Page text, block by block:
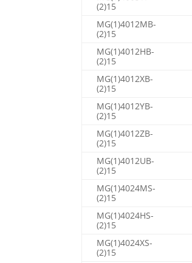
(2)15
MG(1)4012MB-
(2)15
MG(1)4012HB-
(2)15
MG(1)4012XB-
(2)15
MG(1)4012YB-
(2)15
MG(1)4012ZB-
(2)15
MG(1)4012UB-
(2)15
MG(1)4024MS-
(2)15
MG(1)4024HS-
(2)15
MG(1)4024XS-
(2)15